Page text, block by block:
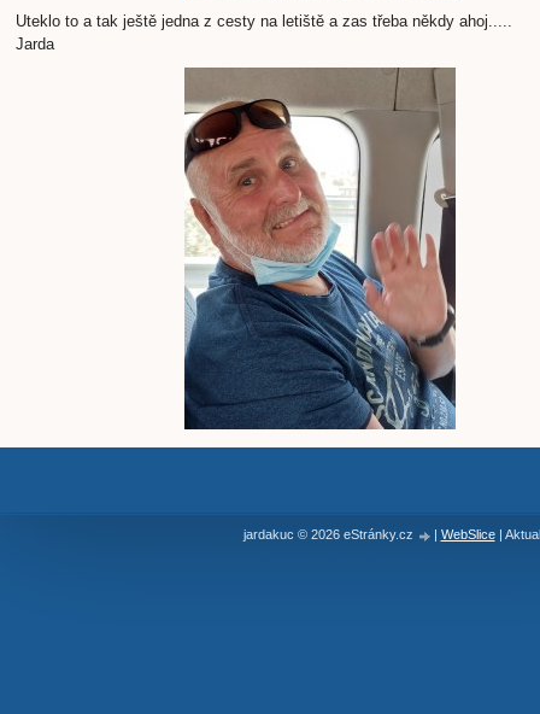
Uteklo to a tak ještě jedna z cesty na letiště a zas třeba někdy ahoj.....
Jarda
jardakuc © 2026 eStránky.cz | WebSlice |